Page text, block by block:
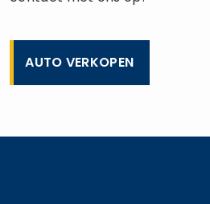
AUTO VERKOPEN